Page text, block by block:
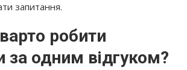
запитання.
робити
за одним відгуком?